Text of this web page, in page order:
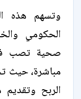
وتسهم هذه
الحكومي
صحية تصب
مباشرة، حيث
الربح